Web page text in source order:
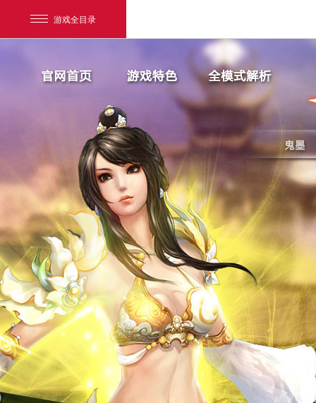
游戏全目录
网易游戏
游戏爱好者
我的足迹： 天下3